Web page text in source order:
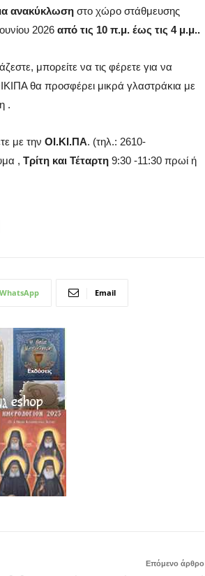
ανακύκλωση στο χώρο στάθμευσης
2026 από τις 10 π.μ. έως τις 4 μ.μ..
μπορείτε να τις φέρετε για να
θα προσφέρει μικρά γλαστράκια με
.
με την ΟΙ.ΚΙ.ΠΑ. (τηλ.: 2610-
, Τρίτη και Τέταρτη 9:30 -11:30 πρωί ή
WhatsApp Email
Επόμενο άρθρο